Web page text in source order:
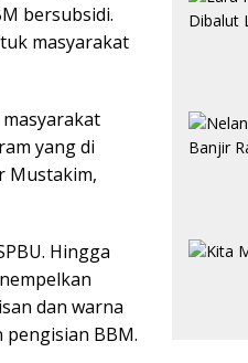
bersubsidi.
masyarakat
yang di
Mustakim,
Hingga
dan warna
BBM.